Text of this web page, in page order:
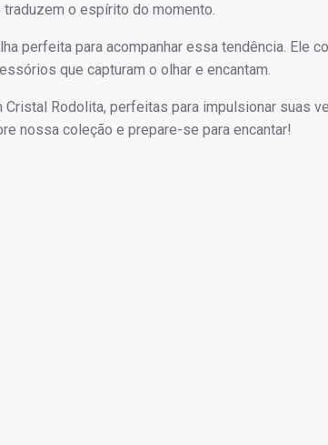
o espírito do momento.
perfeita para acompanhar essa tendência. Ele
que capturam o olhar e encantam.
Rodolita, perfeitas para impulsionar suas
nossa coleção e prepare-se para encantar!